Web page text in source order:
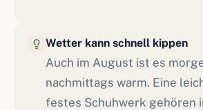
Wetter kann schnell kippen
Auch im August ist es
nachmittags warm. Eine
festes Schuhwerk gehören